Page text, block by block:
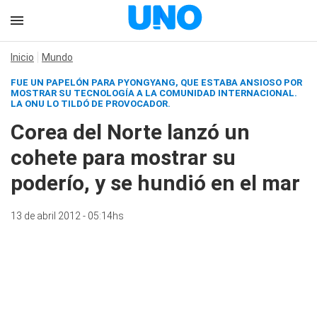
Inicio Mundo
FUE UN PAPELÓN PARA PYONGYANG, QUE ESTABA ANSIOSO POR
MOSTRAR SU TECNOLOGÍA A LA COMUNIDAD INTERNACIONAL.
LA ONU LO TILDÓ DE PROVOCADOR.
Corea del Norte lanzó un
cohete para mostrar su
poderío, y se hundió en el mar
13 de abril 2012 - 05:14hs